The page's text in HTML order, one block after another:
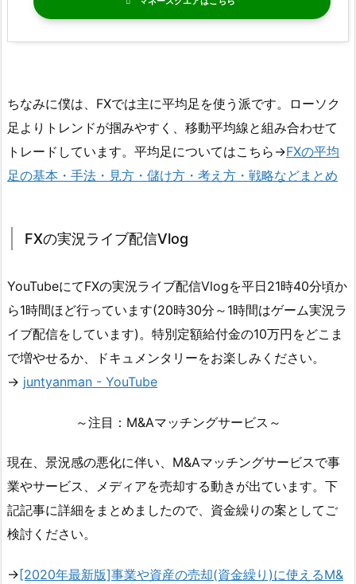
ちなみに僕は、FXでは主に平均足を使う派です。ローソク
足よりトレンドが掴みやすく、移動平均線と組み合わせて
トレードしています。平均足についてはこちら→FXの平均
足の基本・手法・見方・儲け方・考え方・戦略などまとめ
FXの実況ライブ配信Vlog
YouTubeにてFXの実況ライブ配信Vlogを平日21時40分頃か
ら1時間ほど行っています(20時30分～1時間はゲーム実況ラ
イブ配信をしています)。特別定額給付金の10万円をどこま
で増やせるか、ドキュメンタリーをお楽しみください。
→ juntyanman - YouTube
～注目：M&Aマッチングサービス～
現在、景況感の悪化に伴い、M&Aマッチングサービスで事
業やサービス、メディアを売却する動きが出ています。下
記記事に詳細をまとめましたので、資金繰りの案としてご
検討ください。
→ [2020年最新版]事業や資産の売却(資金繰り)に使えるM&